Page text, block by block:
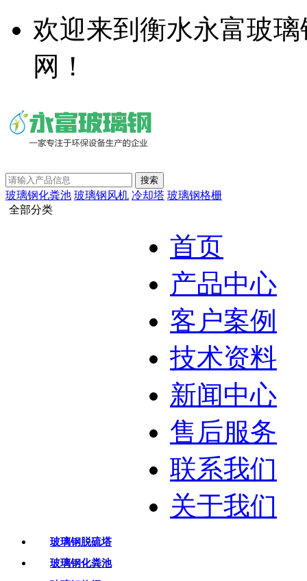
欢迎来到衡水永富玻
网！
玻璃钢化粪池 玻璃钢风机 冷却塔 玻璃钢格栅
全部分类
首页
产品中心
客户案例
技术资料
新闻中心
售后服务
联系我们
关于我们
玻璃钢脱硫塔
玻璃钢化粪池